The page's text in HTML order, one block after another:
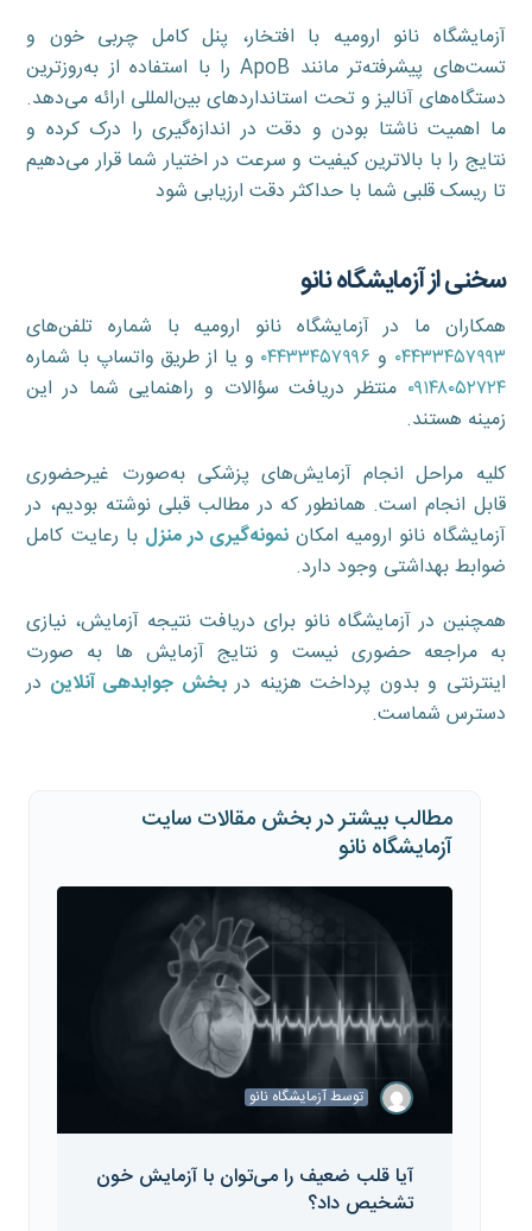
آزمایشگاه نانو ارومیه با افتخار، پنل کامل چربی خون و
تست‌های پیشرفته‌تر مانند ApoB را با استفاده از به‌روزترین
دستگاه‌های آنالیز و تحت استانداردهای بین‌المللی ارائه می‌دهد.
ما اهمیت ناشتا بودن و دقت در اندازه‌گیری را درک کرده و
نتایج را با بالاترین کیفیت و سرعت در اختیار شما قرار می‌دهیم
تا ریسک قلبی شما با حداکثر دقت ارزیابی شود
سخنی از آزمایشگاه نانو
همکاران ما در آزمایشگاه نانو ارومیه با شماره تلفن‌های
۰۴۴۳۳۴۵۷۹۹۳ و ۰۴۴۳۳۴۵۷۹۹۶ و یا از طریق واتساپ با شماره
۰۹۱۴۸۰۵۲۷۲۴ منتظر دریافت سؤالات و راهنمایی شما در این
زمینه هستند.
کلیه مراحل انجام آزمایش‌های پزشکی به‌صورت غیرحضوری
قابل انجام است. همانطور که در مطالب قبلی نوشته بودیم، در
آزمایشگاه نانو ارومیه امکان نمونه‌گیری در منزل با رعایت کامل
ضوابط بهداشتی وجود دارد.
همچنین در آزمایشگاه نانو برای دریافت نتیجه آزمایش، نیازی
به مراجعه حضوری نیست و نتایج آزمایش ها به صورت
اینترنتی و بدون پرداخت هزینه دربخش جوابدهی آنلاین در
دسترس شماست.
مطالب بیشتر در بخش مقالات سایت
آزمایشگاه نانو
توسطآزمایشگاه نانو
آیا قلب ضعیف را می‌توان با آزمایش خون
تشخیص داد؟